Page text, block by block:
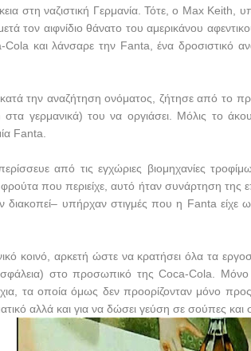
στη ναζιστική Γερμανία. Τότε, ο Max Keith ,
τον αιφνίδιο θάνατο του αμερικάνου
-Cola και λάνσαρε την Fanta , ένα δροσιστικό
, κατά την αναζήτηση ονόματος, ζήτησε από το
στα γερμανικά) του να οργιάσει. Μόλις το
Fanta
από τις εγχώριες βιομηχανίες
που περιείχε, αυτό ήταν συνάρτηση της
διακοπεί– υπήρχαν στιγμές που η Fanta είχε
κοινό, αρκετή ώστε να κρατήσει όλα τα
ασφάλεια) στο προσωπικό τηςCoca-Cola .
τα οποία όμως δεν προορίζονταν μόνο
αλλά και για να δώσει γεύση σε σούπες και